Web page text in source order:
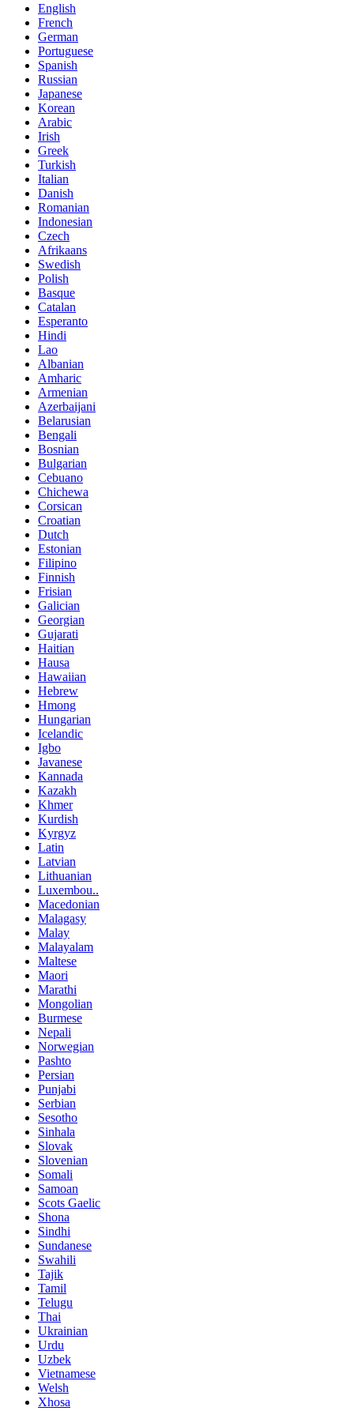
English
French
German
Portuguese
Spanish
Russian
Japanese
Korean
Arabic
Irish
Greek
Turkish
Italian
Danish
Romanian
Indonesian
Czech
Afrikaans
Swedish
Polish
Basque
Catalan
Esperanto
Hindi
Lao
Albanian
Amharic
Armenian
Azerbaijani
Belarusian
Bengali
Bosnian
Bulgarian
Cebuano
Chichewa
Corsican
Croatian
Dutch
Estonian
Filipino
Finnish
Frisian
Galician
Georgian
Gujarati
Haitian
Hausa
Hawaiian
Hebrew
Hmong
Hungarian
Icelandic
Igbo
Javanese
Kannada
Kazakh
Khmer
Kurdish
Kyrgyz
Latin
Latvian
Lithuanian
Luxembou..
Macedonian
Malagasy
Malay
Malayalam
Maltese
Maori
Marathi
Mongolian
Burmese
Nepali
Norwegian
Pashto
Persian
Punjabi
Serbian
Sesotho
Sinhala
Slovak
Slovenian
Somali
Samoan
Scots Gaelic
Shona
Sindhi
Sundanese
Swahili
Tajik
Tamil
Telugu
Thai
Ukrainian
Urdu
Uzbek
Vietnamese
Welsh
Xhosa